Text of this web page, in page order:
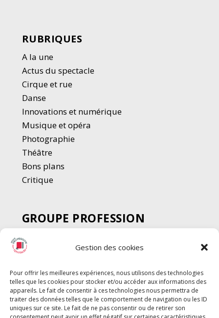
Gestion des cookies
Pour offrir les meilleures expériences, nous utilisons des technologies
telles que les cookies pour stocker et/ou accéder aux informations des
appareils. Le fait de consentir à ces technologies nous permettra de
traiter des données telles que le comportement de navigation ou les ID
uniques sur ce site. Le fait de ne pas consentir ou de retirer son
RUBRIQUES
A la une
Actus du spectacle
Cirque et rue
Danse
Innovations et numérique
Musique et opéra
Photographie
Théâtre
Bons plans
Critique
GROUPE PROFESSION
SPECTACLE
Chèque Intermittents
Chèque Compta
Chèque Emploi Spectacle
G-Pods